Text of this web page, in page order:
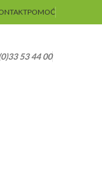
POMOĆ
53 44 00